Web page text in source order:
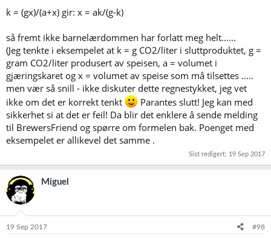
k = (gx)/(a+x) gir: x = ak/(g-k)
så fremt ikke barnelærdommen har forlatt meg helt......
(Jeg tenkte i eksempelet at k = g CO2/liter i sluttproduktet, g =
gram CO2/liter produsert av speisen, a = volumet i
gjæringskaret og x = volumet av speise som må tilsettes .....
men vær så snill - ikke diskuter dette regnestykket, jeg vet
ikke om det er korrekt tenkt
Parantes slutt! Jeg kan med
sikkerhet si at det er feil! Da blir det enklere å sende melding
til BrewersFriend og spørre om formelen bak. Poenget med
eksempelet er allikevel det samme .
Sist redigert: 19 Sep 2017
Miguel
19 Sep 2017 #98